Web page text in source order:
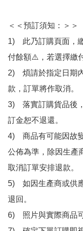
＜＜預訂須知：＞＞
1)　此乃訂購頁面，
付餘額⚠️，若選擇繳
2)　煩請於指定日期
款，訂單將作取消。
3)　落實訂購貨品後
訂金恕不退還。
4)　商品有可能因故
公佈為準，除因生產
取消訂單安排退款。
5)　如因生產商或供
退回。
6)　照片與實際商品